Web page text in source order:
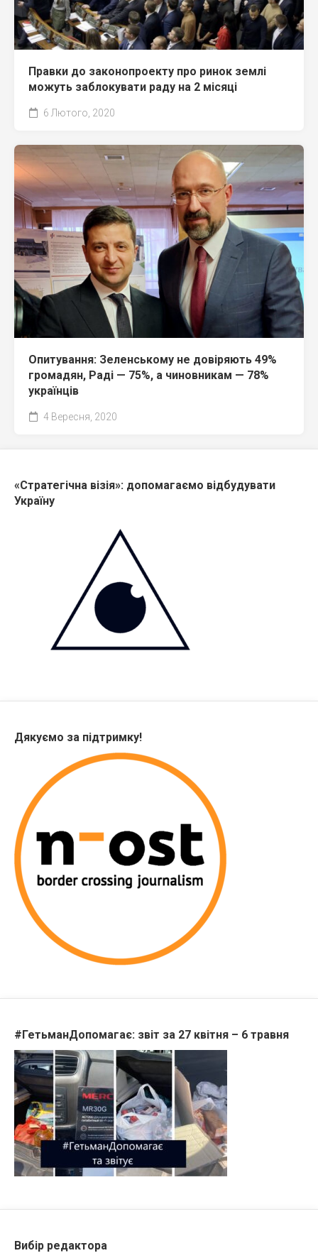
Правки до законопроекту про ринок землі
можуть заблокувати раду на 2 місяці
6 Лютого, 2020
Опитування: Зеленському не довіряють 49%
громадян, Раді — 75%, а чиновникам — 78%
українців
4 Вересня, 2020
«Стратегічна візія»: допомагаємо відбудувати
Україну
Дякуємо за підтримку!
#ГетьманДопомагає: звіт за 27 квітня – 6 травня
Вибір редактора